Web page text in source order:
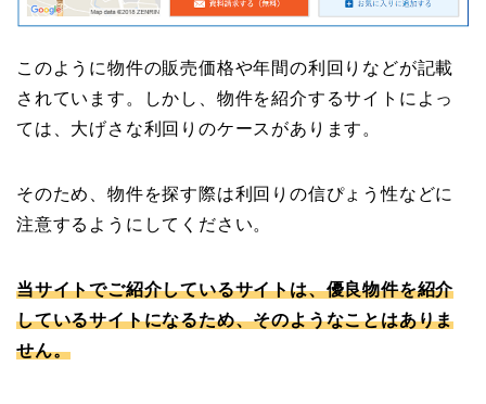
このように物件の販売価格や年間の利回りなどが記載
されています。しかし、物件を紹介するサイトによっ
ては、大げさな利回りのケースがあります。
そのため、物件を探す際は利回りの信ぴょう性などに
注意するようにしてください。
当サイトでご紹介しているサイトは、優良物件を紹介
しているサイトになるため、そのようなことはありま
せん。